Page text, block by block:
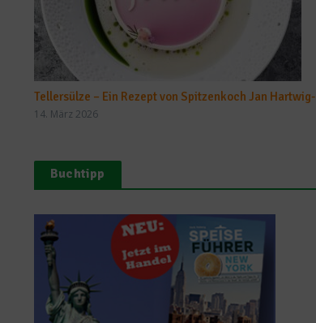
Tellersülze – Ein Rezept von Spitzenkoch Jan Hartwig-
14. März 2026
Buchtipp